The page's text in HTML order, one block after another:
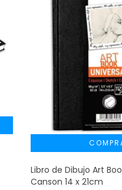
Libro de Dibujo Art
Canson 14 x 21cm